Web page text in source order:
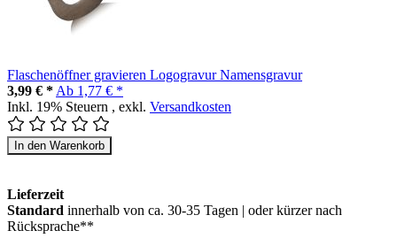
Flaschenöffner gravieren Logogravur Namensgravur
3,99 € * Ab 1,77 € *
Inkl. 19% Steuern , exkl. Versandkosten
In den Warenkorb
Lieferzeit
Standard innerhalb von ca. 30-35 Tagen | oder kürzer nach
Rücksprache**